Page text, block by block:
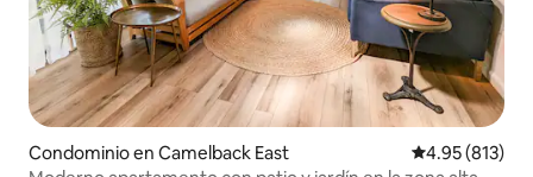
Condominio en Camelback East Calificación
4.95 (813)